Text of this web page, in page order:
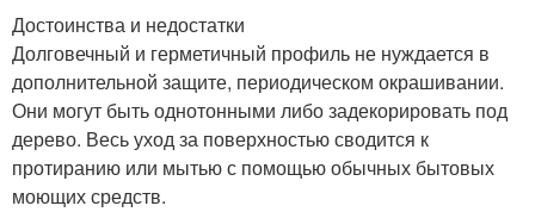
Достоинства и недостатки
Долговечный и герметичный профиль не нуждается в
дополнительной защите, периодическом окрашивании.
Они могут быть однотонными либо задекорировать под
дерево. Весь уход за поверхностью сводится к
протиранию или мытью с помощью обычных бытовых
моющих средств.